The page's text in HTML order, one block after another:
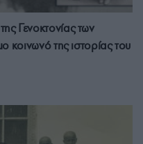
Γενοκτονίας των
κοινωνό της ιστορίας του